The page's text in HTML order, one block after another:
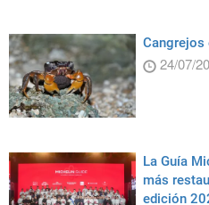
Cangrejos
24/07/
La Guía
más
edición